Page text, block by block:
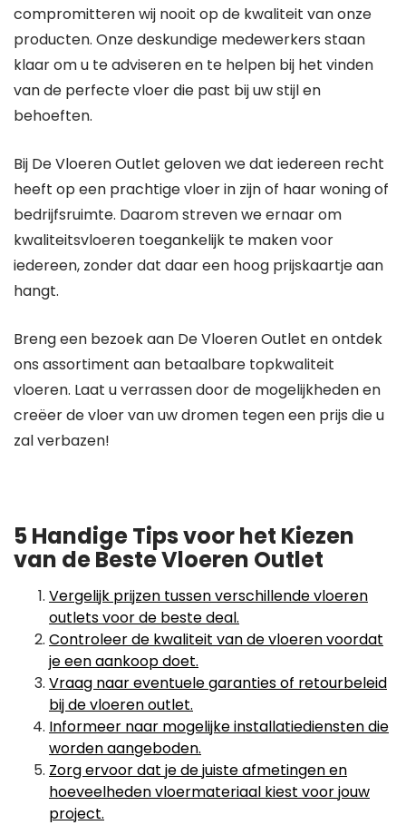
compromitteren wij nooit op de kwaliteit van onze
producten. Onze deskundige medewerkers staan
klaar om u te adviseren en te helpen bij het vinden
van de perfecte vloer die past bij uw stijl en
behoeften.
Bij De Vloeren Outlet geloven we dat iedereen recht
heeft op een prachtige vloer in zijn of haar woning of
bedrijfsruimte. Daarom streven we ernaar om
kwaliteitsvloeren toegankelijk te maken voor
iedereen, zonder dat daar een hoog prijskaartje aan
hangt.
Breng een bezoek aan De Vloeren Outlet en ontdek
ons assortiment aan betaalbare topkwaliteit
vloeren. Laat u verrassen door de mogelijkheden en
creëer de vloer van uw dromen tegen een prijs die u
zal verbazen!
5 Handige Tips voor het Kiezen
van de Beste Vloeren Outlet
Vergelijk prijzen tussen verschillende vloeren
outlets voor de beste deal.
Controleer de kwaliteit van de vloeren voordat
je een aankoop doet.
Vraag naar eventuele garanties of retourbeleid
bij de vloeren outlet.
Informeer naar mogelijke installatiediensten die
worden aangeboden.
Zorg ervoor dat je de juiste afmetingen en
hoeveelheden vloermateriaal kiest voor jouw
project.